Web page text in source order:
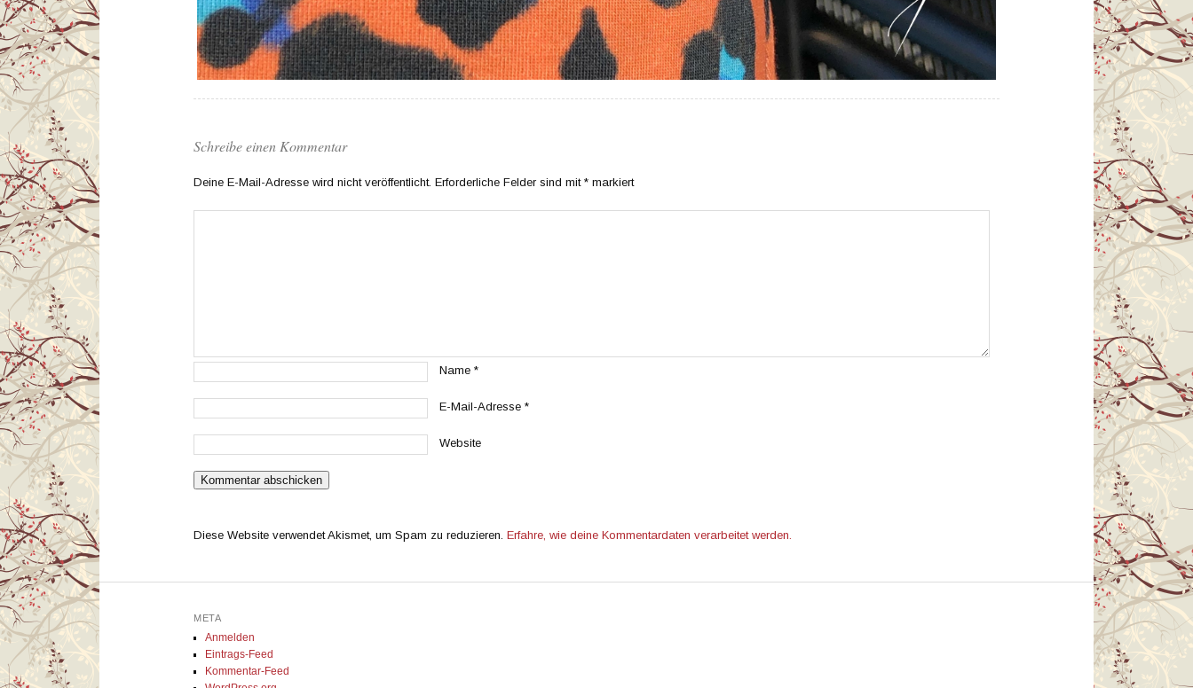
Schreibe einen Kommentar
Deine E-Mail-Adresse wird nicht veröffentlicht. Erforderliche Felder sind mit * markiert
Name *
E-Mail-Adresse *
Website
Diese Website verwendet Akismet, um Spam zu reduzieren. Erfahre, wie deine Kommentardaten verarbeitet werden.
META
Anmelden
Eintrags-Feed
Kommentar-Feed